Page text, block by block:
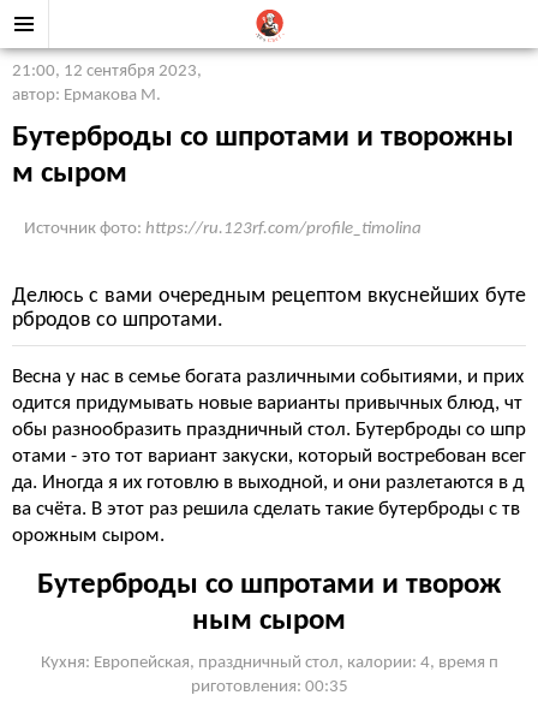
21:00, 12 сентября 2023,
автор: Ермакова М.
Бутерброды со шпротами и творожны
м сыром
Источник фото: https://ru.123rf.com/profile_timolina
Делюсь с вами очередным рецептом вкуснейших буте
рбродов со шпротами.
Весна у нас в семье богата различными событиями, и прих
одится придумывать новые варианты привычных блюд, чт
обы разнообразить праздничный стол. Бутерброды со шпр
отами - это тот вариант закуски, который востребован всег
да. Иногда я их готовлю в выходной, и они разлетаются в д
ва счёта. В этот раз решила сделать такие бутерброды с тв
орожным сыром.
Бутерброды со шпротами и творож
ным сыром
Кухня: Европейская, праздничный стол, калории: 4, время п
риготовления: 00:35